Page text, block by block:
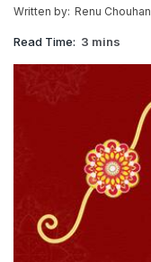
Written by: Renu Chouhan
Read Time: 3 mins